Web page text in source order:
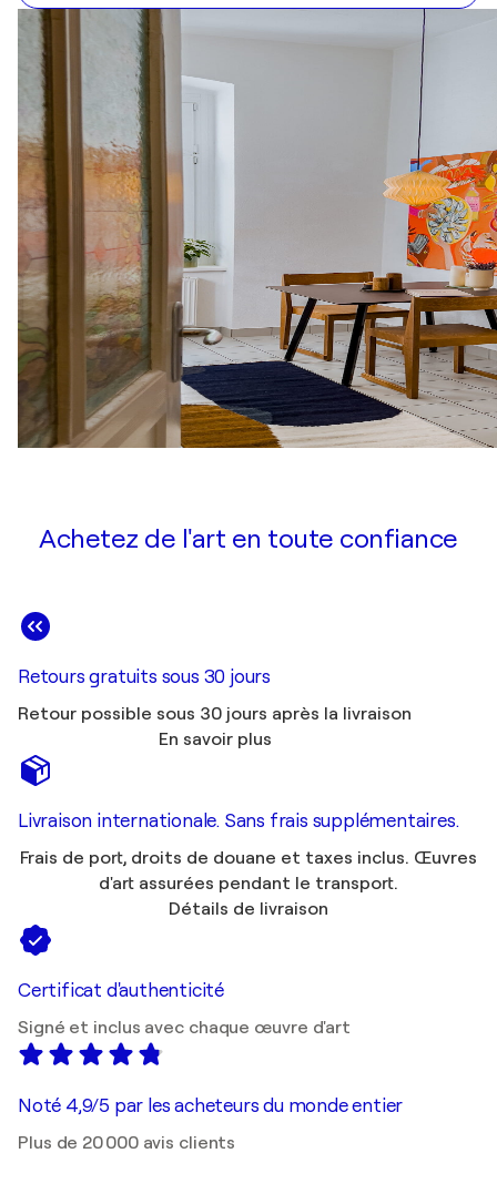
Achetez de l'art en toute confiance
Retours gratuits sous 30 jours
Retour possible sous 30 jours après la livraison
En savoir plus
Livraison internationale. Sans frais supplémentaires.
Frais de port, droits de douane et taxes inclus. Œuvres
d'art assurées pendant le transport.
Détails de livraison
Certificat d'authenticité
Signé et inclus avec chaque œuvre d'art
Noté 4,9/5 par les acheteurs du monde entier
Plus de 20 000 avis clients